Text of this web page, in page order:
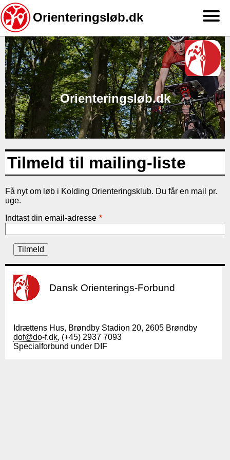
Gå
til
hovedindhold
Orienteringsløb.dk
Orienteringsløb.dk
Tilmeld til mailing-liste
Få nyt om løb i Kolding Orienteringsklub. Du får en mail pr.
uge.
Indtast din email-adresse
Dansk Orienterings-Forbund
Idrættens Hus, Brøndby Stadion 20, 2605 Brøndby
dof@do-f.dk, (+45) 2937 7093
Specialforbund under DIF